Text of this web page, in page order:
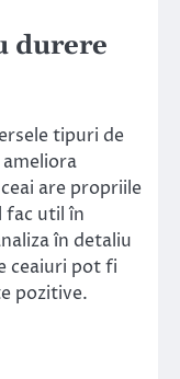
durere
tipuri de
are propriile
fac util în
în detaliu
ceaiuri pot fi
pozitive.